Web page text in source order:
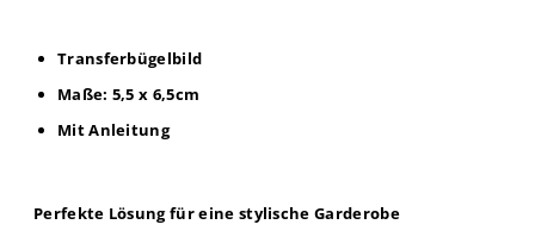
Transferbügelbild
Maße: 5,5 x 6,5cm
Mit Anleitung
Perfekte Lösung für eine stylische Garderobe